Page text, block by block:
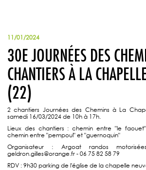
11/01/2024
30E JOURNÉES DES
CHANTIERS À LA
(22)
2 chantiers Journées des Chemins à La
samedi 16/03/2024 de 10h à 17h.
Lieux des chantiers : chemin entre "le
chemin entre "pempoul" et "guernoquin"
Organisateur : Argoat randos
geldron.gilles@orange.fr - 06 75 82 58 79
RDV : 9h30 parking de l'église de la chapelle